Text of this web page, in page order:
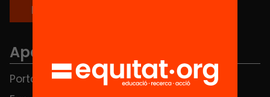
Apartados
Portada
FAQS